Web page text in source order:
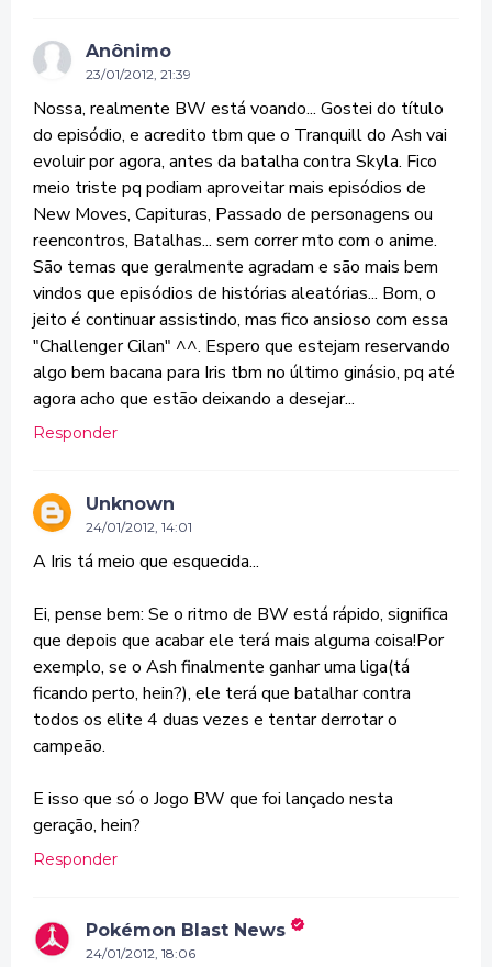
Anônimo
23/01/2012, 21:39
Nossa, realmente BW está voando... Gostei do título
do episódio, e acredito tbm que o Tranquill do Ash vai
evoluir por agora, antes da batalha contra Skyla. Fico
meio triste pq podiam aproveitar mais episódios de
New Moves, Capituras, Passado de personagens ou
reencontros, Batalhas... sem correr mto com o anime.
São temas que geralmente agradam e são mais bem
vindos que episódios de histórias aleatórias... Bom, o
jeito é continuar assistindo, mas fico ansioso com essa
"Challenger Cilan" ^^. Espero que estejam reservando
algo bem bacana para Iris tbm no último ginásio, pq até
agora acho que estão deixando a desejar...
Responder
Unknown
24/01/2012, 14:01
A Iris tá meio que esquecida...
Ei, pense bem: Se o ritmo de BW está rápido, significa
que depois que acabar ele terá mais alguma coisa!Por
exemplo, se o Ash finalmente ganhar uma liga(tá
ficando perto, hein?), ele terá que batalhar contra
todos os elite 4 duas vezes e tentar derrotar o
campeão.
E isso que só o Jogo BW que foi lançado nesta
geração, hein?
Responder
Pokémon Blast News
24/01/2012, 18:06